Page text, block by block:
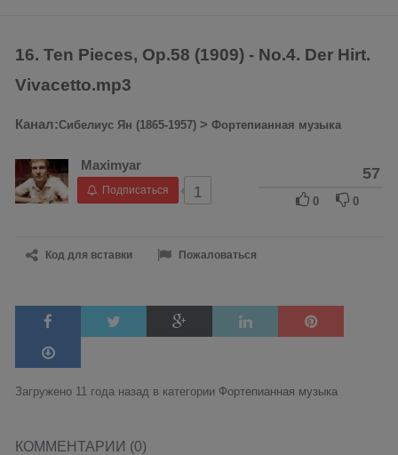
16. Ten Pieces, Op.58 (1909) - No.4. Der Hirt.
Vivacetto.mp3
Канал:Сибелиус Ян (1865-1957) > Фортепианная музыка
Maximyar
Подписаться 1
57
0 0
Код для вставки Пожаловаться
Загружено 11 года назад в категории Фортепианная музыка
КОММЕНТАРИИ (0)